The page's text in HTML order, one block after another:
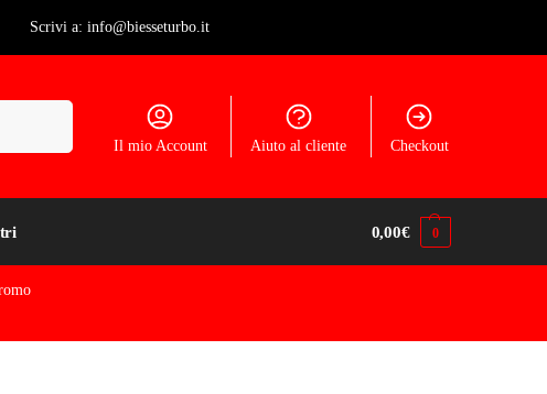
Scrivi a: info@biesseturbo.it
Il mio Account Aiuto al cliente Checkout
0,00€ 0